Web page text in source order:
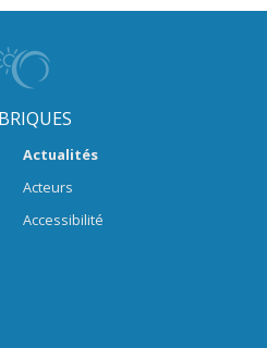
Actualités
Acteurs
Accessibilité